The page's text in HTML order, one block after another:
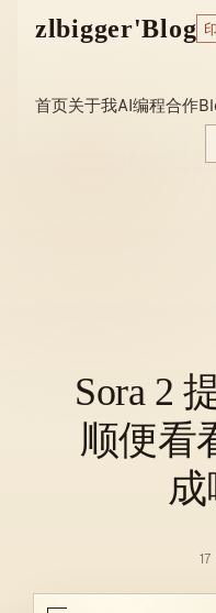
zlbigger'Blog 印
首页 关于我AI编程合作
Sora 2
顺便看